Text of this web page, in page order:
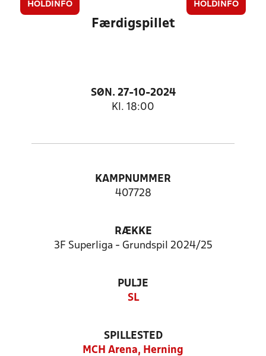
HOLDINFO HOLDINFO
Færdigspillet
SØN. 27-10-2024
Kl. 18:00
KAMPNUMMER
407728
RÆKKE
3F Superliga - Grundspil 2024/25
PULJE
SL
SPILLESTED
MCH Arena, Herning